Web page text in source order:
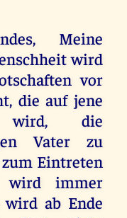
Meine
wird
vor
die auf jene
wird, die
Vater zu
Eintreten
wird immer
wird ab Ende